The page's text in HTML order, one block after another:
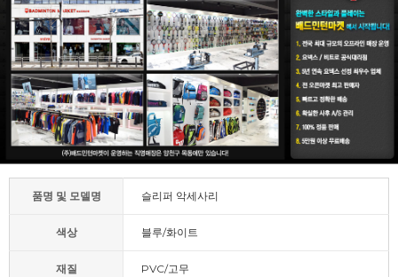
품명 및 모델명 슬리퍼 악세사리
색상 블루/화이트
재질 PVC/고무